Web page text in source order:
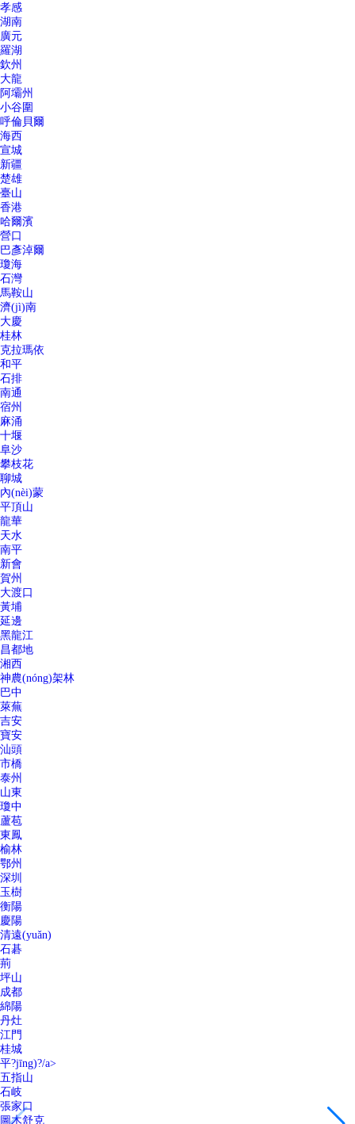
孝感
湖南
廣元
羅湖
欽州
大龍
阿壩州
小谷圍
呼倫貝爾
海西
宣城
新疆
楚雄
臺山
香港
哈爾濱
營口
巴彥淖爾
瓊海
石灣
馬鞍山
濟(jì)南
大慶
桂林
克拉瑪依
和平
石排
南通
宿州
麻涌
十堰
阜沙
攀枝花
聊城
內(nèi)蒙
平頂山
龍華
天水
南平
新會
賀州
大渡口
黃埔
延邊
黑龍江
昌都地
湘西
神農(nóng)架林
巴中
萊蕪
吉安
寶安
汕頭
市橋
泰州
山東
瓊中
蘆苞
東鳳
榆林
鄂州
深圳
玉樹
衡陽
慶陽
清遠(yuǎn)
石碁
荊
坪山
成都
綿陽
丹灶
江門
桂城
平?jīng)?/a>
五指山
石岐
張家口
圖木舒克